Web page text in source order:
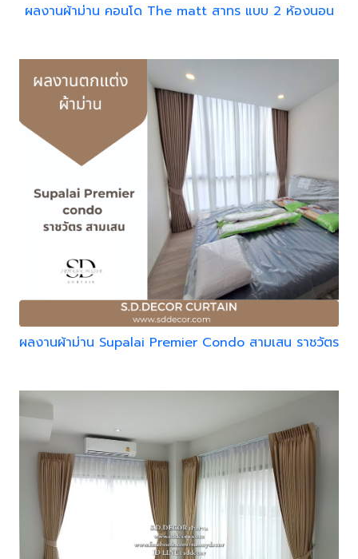
ผลงานผ้าม่าน คอนโด The matt สาทร แบบ 2 ห้องนอน
ผลงานผ้าม่าน Supalai Premier Condo สามเสน ราชวัตร